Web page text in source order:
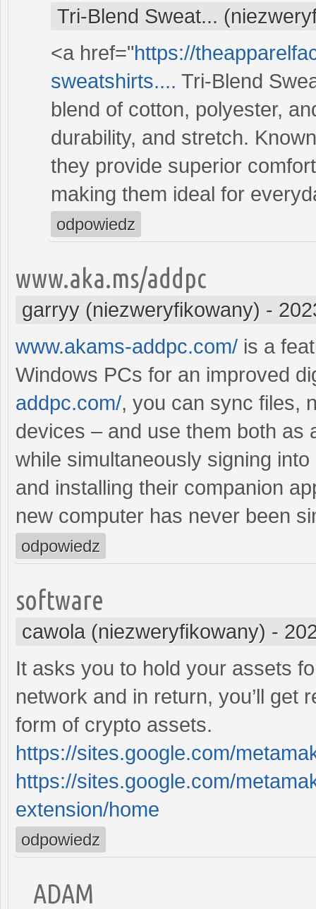
Tri-Blend Sweat...
<a href="https://
sweatshirts.... Tri-Blend
blend of cotton, polyester,
durability, and stretch.
they provide superior
making them ideal for
odpowiedz
www.aka.ms/addpc
garryy (niezweryfikowany) -
www.akams-addpc.com/ is a
Windows PCs for an improved
addpc.com/, you can sync files,
devices – and use them both as
while simultaneously signing
and installing their companion
new computer has never been
odpowiedz
software
cawola (niezweryfikowany) -
It asks you to hold your assets
network and in return, you’ll get
form of crypto assets.
https://sites.google.com/
https://sites.google.com/
extension/home
odpowiedz
ADAM